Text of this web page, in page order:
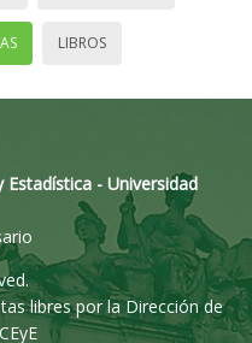
LIBROS
Estadística - Universidad
libres por la Dirección de